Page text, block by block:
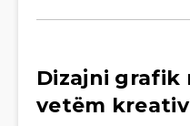
Dizajni grafik
vetëm